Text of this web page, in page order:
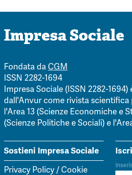
Impresa Sociale
Fondata daCGM
ISSN 2282-1694
Impresa Sociale (ISSN 2282-
dall'Anvur come rivista scientifica
l'Area 13 (Scienze Economiche e
(Scienze Politiche e Sociali) e
Sostieni Impresa Sociale
Privacy Policy/Cookie